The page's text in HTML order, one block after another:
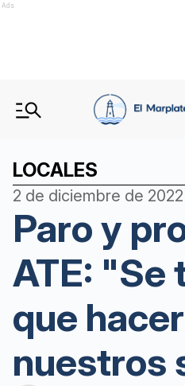
Ads
LOCALES
2 de diciembre de
Paro y
ATE: "Se
que
nuestros